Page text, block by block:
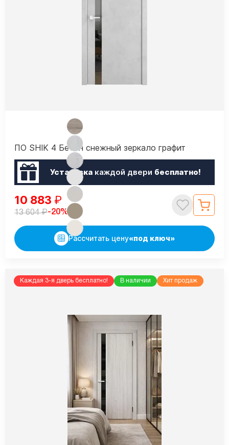
ПО SHIK 4 Бетон снежный зеркало графит
Установкакаждой двери бесплатно!
10 883 ₽
13 604₽-20%
Рассчитать цену«под ключ»
Каждая 3-я дверь бесплатно! В наличии Хит продаж